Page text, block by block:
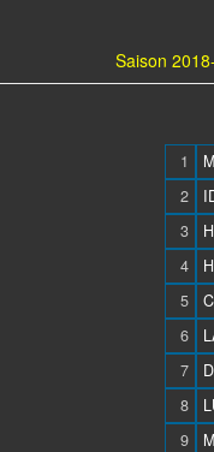
Saison
1
2
3
4
5
6
7
8
9